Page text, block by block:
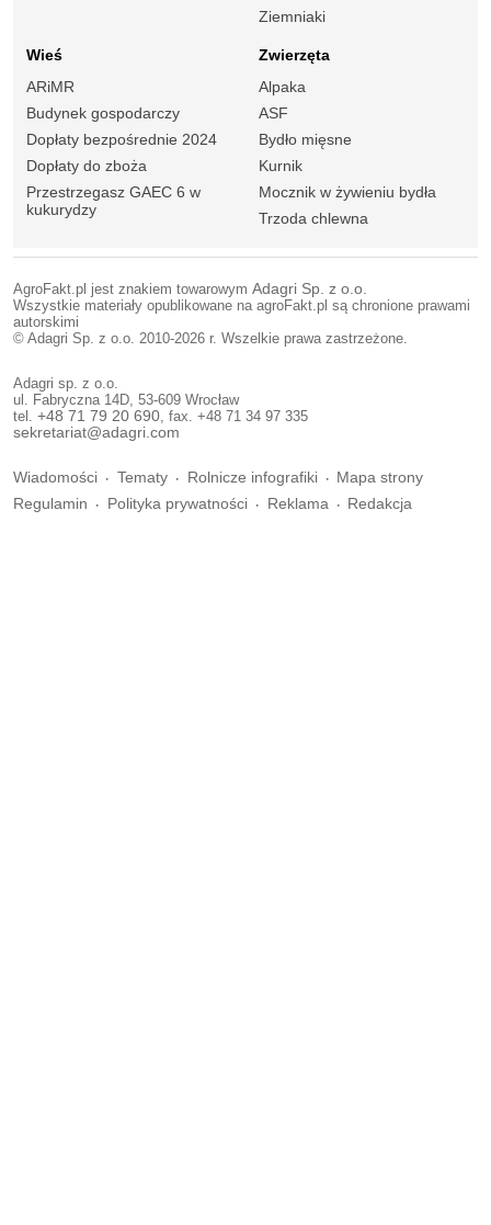
Ziemniaki
Wieś
ARiMR
Budynek gospodarczy
Dopłaty bezpośrednie 2024
Dopłaty do zboża
Przestrzegasz GAEC 6 w
kukurydzy
Zwierzęta
Alpaka
ASF
Bydło mięsne
Kurnik
Mocznik w żywieniu bydła
Trzoda chlewna
AgroFakt.pl jest znakiem towarowym Adagri Sp. z o.o.
Wszystkie materiały opublikowane na agroFakt.pl są chronione prawami
autorskimi
© Adagri Sp. z o.o. 2010-2026 r. Wszelkie prawa zastrzeżone.
Adagri sp. z o.o.
ul. Fabryczna 14D, 53-609 Wrocław
tel. +48 71 79 20 690 , fax. +48 71 34 97 335
sekretariat@adagri.com
Wiadomości Tematy Rolnicze infografiki
Mapa strony
Regulamin
Polityka prywatności Reklama Redakcja